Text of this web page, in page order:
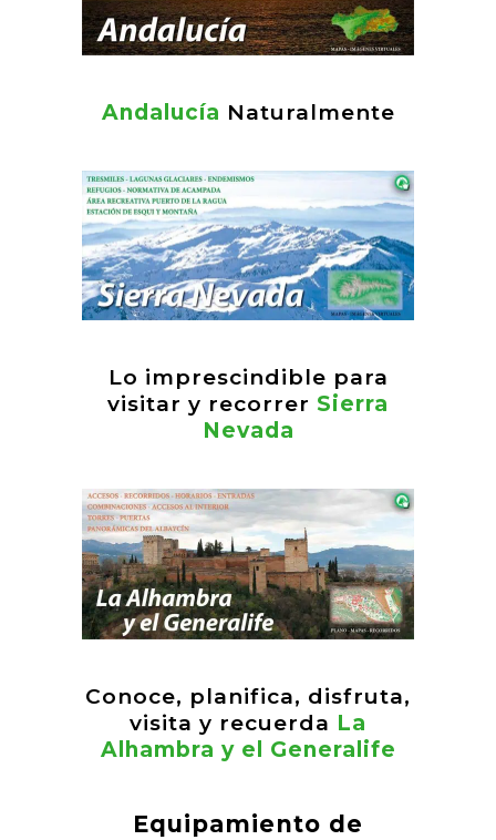
Andalucía Naturalmente
Lo imprescindible para
visitar y recorrer Sierra
Nevada
Conoce, planifica, disfruta,
visita y recuerda La
Alhambra y el Generalife
Equipamiento de